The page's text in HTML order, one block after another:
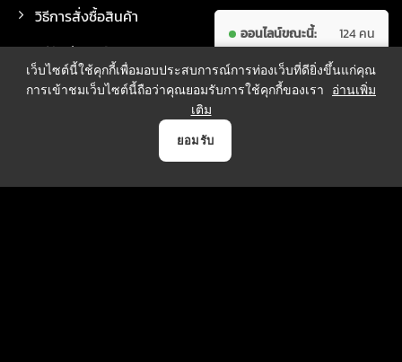
วิธีการสั่งซื้อสินค้า
วิธีจัดส่งสินค้า
ออนไลน์ขณะนี้:
124 คน
ทั้งหมด:
7,609,245
คน
เว็บไซต์นี้ใช้คุกกี้เพื่อมอบประสบการณ์การท่องเว็บที่ดียิ่งขึ้นแก่คุณ
การเข้าชมเว็บไซต์นี้ถือว่าคุณยอมรับการใช้คุกกี้ของเรา
อ่านเพิ่ม
เติม
ยอมรับ